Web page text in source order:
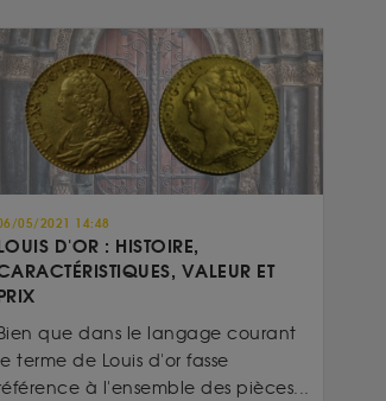
05/2021 14:48
D'OR : HISTOIRE,
VALEUR ET
Bien que dans le langage courant
le terme de Louis d'or fasse
à l'ensemble des pièces...